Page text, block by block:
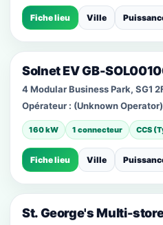
Fiche lieu Ville
Solnet EV GB-
4 Modular Business Park, SG1
Opérateur : (Unknown Operator)
160 kW 1 connecteur CCS
Fiche lieu Ville
St. George's Multi-